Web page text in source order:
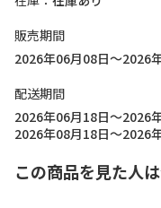
販売期間
2026年06月08日～2026
配送期間
2026年06月18日～2026
2026年08月18日～2026
この商品を見た人